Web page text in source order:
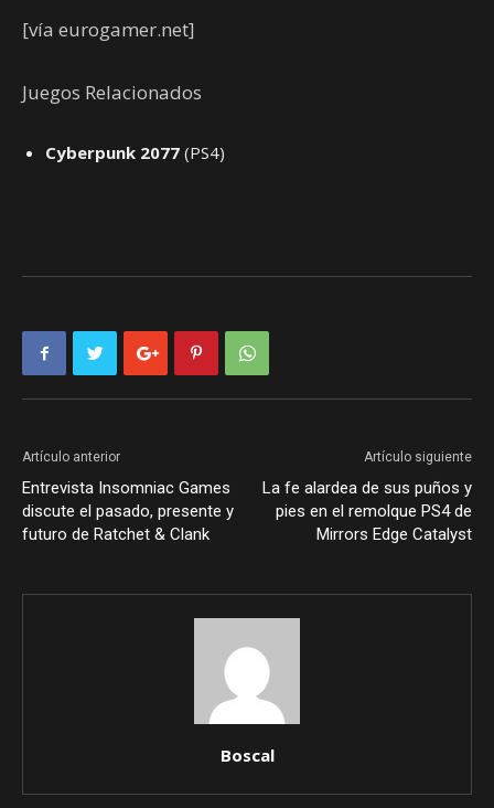
[vía eurogamer.net]
Juegos Relacionados
Cyberpunk 2077 (PS4)
Artículo anterior
Entrevista Insomniac Games
discute el pasado, presente y
futuro de Ratchet & Clank
Artículo siguiente
La fe alardea de sus puños y
pies en el remolque PS4 de
Mirrors Edge Catalyst
Boscal